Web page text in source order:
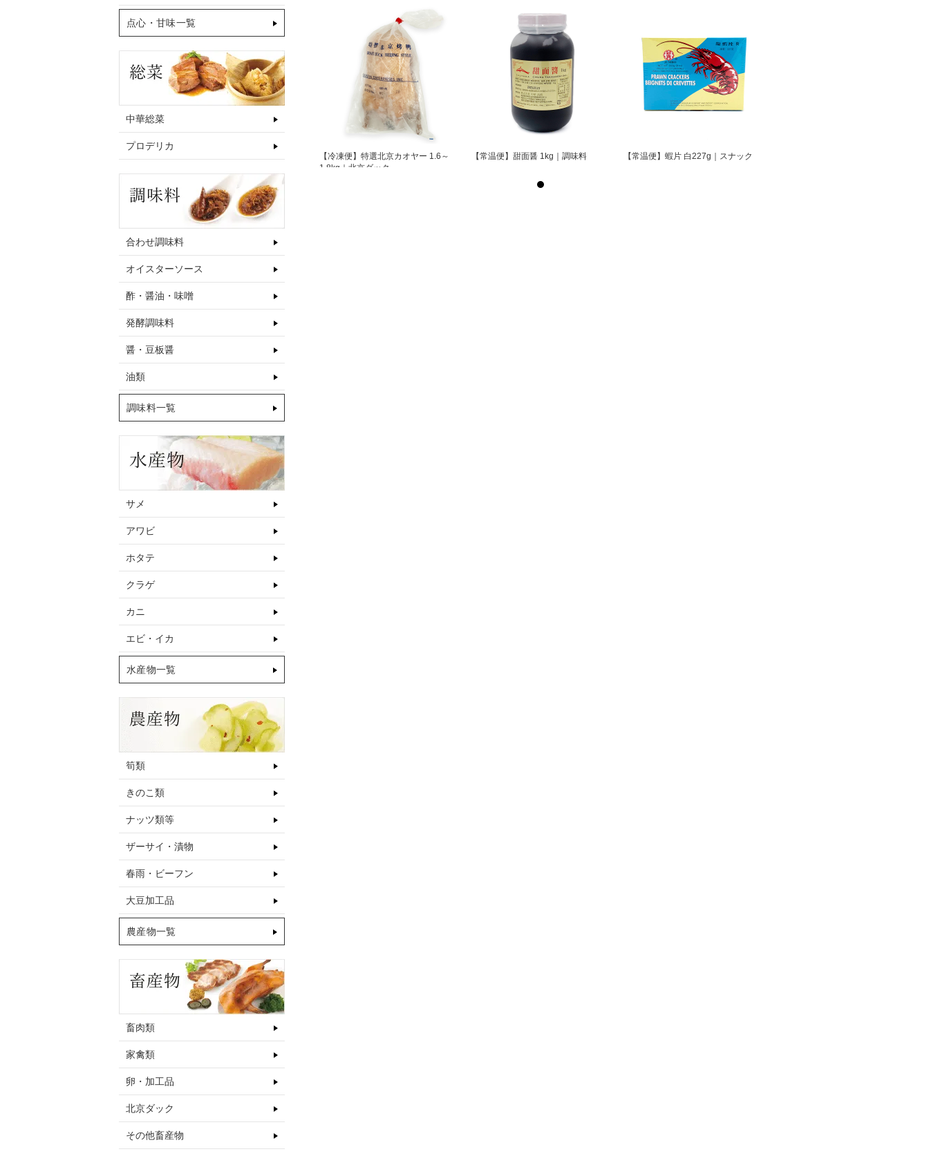
点心・甘味一覧
中華総菜
プロデリカ
合わせ調味料
オイスターソース
酢・醤油・味噌
発酵調味料
醤・豆板醤
油類
調味料一覧
サメ
アワビ
ホタテ
クラゲ
カニ
エビ・イカ
水産物一覧
筍類
きのこ類
ナッツ類等
ザーサイ・漬物
春雨・ビーフン
大豆加工品
農産物一覧
畜肉類
家禽類
卵・加工品
北京ダック
その他畜産物
【冷凍便】特選北京カオヤー 1.6～
1.8kg｜北京ダック
【常温便】甜面醤 1kg｜調味料 【常温便】蝦片 白227g｜スナック